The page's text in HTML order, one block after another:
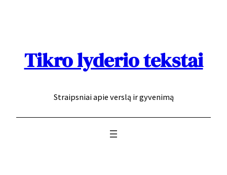
Tikro lyderio tekstai
Straipsniai apie verslą ir gyvenimą